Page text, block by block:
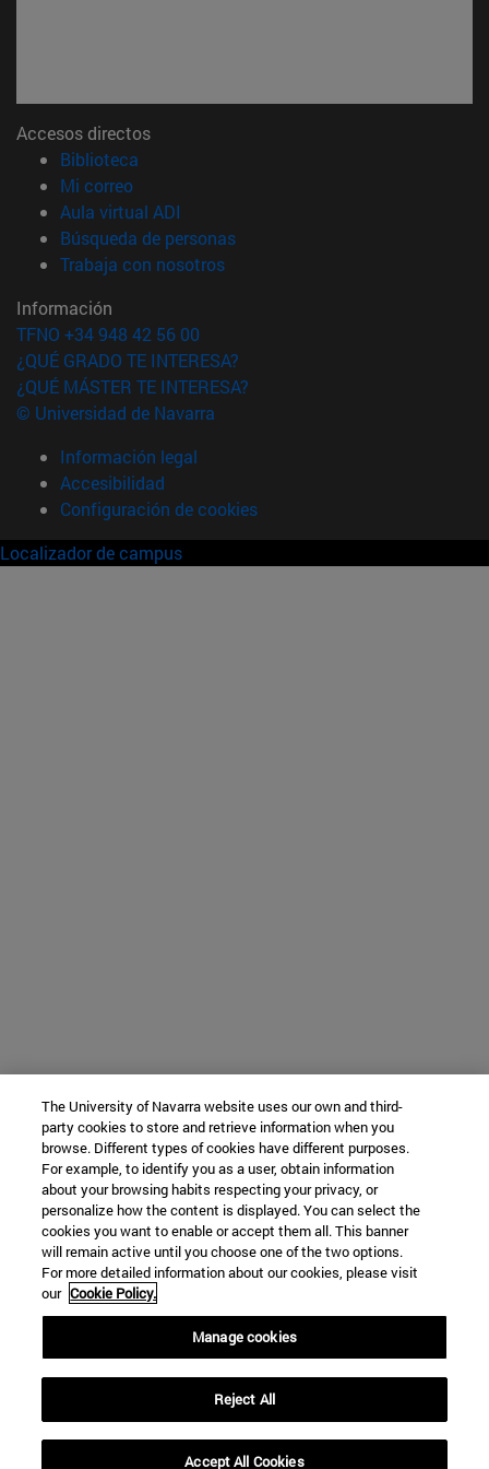
Accesos directos
Biblioteca
Mi correo(abre en nueva ventana)
Aula virtual ADI
Búsqueda de personas(abre en nueva ventana)
Trabaja con nosotros(abre en nueva ventana)
Información
TFNO +34 948 42 56 00
¿QUÉ GRADO TE INTERESA?
¿QUÉ MÁSTER TE INTERESA?
© Universidad de Navarra
Información legal
Accesibilidad
Configuración de cookies
Localizador de campus
The University of Navarra website uses our own and third-
party cookies to store and retrieve information when you
browse. Different types of cookies have different purposes.
For example, to identify you as a user, obtain information
about your browsing habits respecting your privacy, or
personalize how the content is displayed. You can select the
cookies you want to enable or accept them all. This banner
will remain active until you choose one of the two options.
For more detailed information about our cookies, please visit
our Cookie Policy.
Manage cookies
Reject All
Accept All Cookies